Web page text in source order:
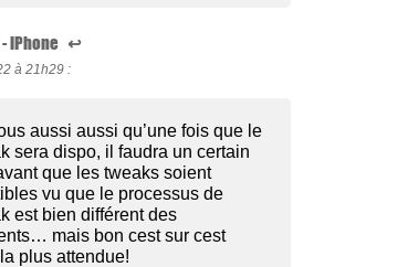
iPhone ↩
à 21h29 :
aussi aussi qu’une fois que le
sera dispo, il faudra un certain
que les tweaks soient
vu que le processus de
est bien différent des
mais bon cest sur cest
la plus attendue!